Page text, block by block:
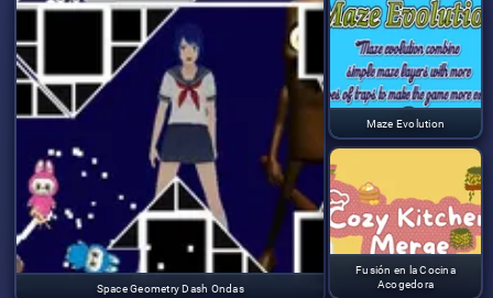
Space Geometry Dash Ondas
Maze Evolution
Fusión en la Cocina
Acogedora